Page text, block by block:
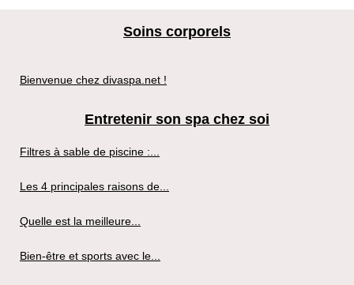
Soins corporels
Bienvenue chez divaspa.net !
Entretenir son spa chez soi
Filtres à sable de piscine :...
Les 4 principales raisons de...
Quelle est la meilleure...
Bien-être et sports avec le...